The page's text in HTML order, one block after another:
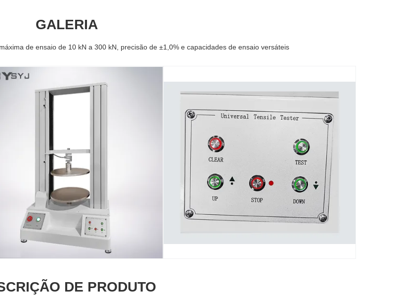
GALERIA
de ensaio de 10 kN a 300 kN, precisão de ±1,0% e capacidades de ensaio versáteis
DE PRODUTO